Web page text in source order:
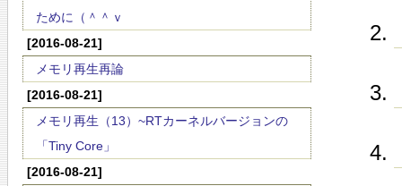
ために（＾＾ｖ
[2016-08-21]
メモリ再生再論
[2016-08-21]
メモリ再生（13）~RTカーネルバージョンの
「Tiny Core」
[2016-08-21]